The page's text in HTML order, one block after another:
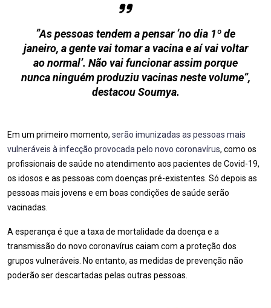
“As pessoas tendem a pensar ‘no dia 1º de
janeiro, a gente vai tomar a vacina e aí vai voltar
ao normal’. Não vai funcionar assim porque
nunca ninguém produziu vacinas neste volume”,
destacou Soumya.
Em um primeiro momento, serão imunizadas as pessoas mais
vulneráveis à infecção provocada pelo novo coronavírus, como os
profissionais de saúde no atendimento aos pacientes de Covid-19,
os idosos e as pessoas com doenças pré-existentes. Só depois as
pessoas mais jovens e em boas condições de saúde serão
vacinadas.
A esperança é que a taxa de mortalidade da doença e a
transmissão do novo coronavírus caiam com a proteção dos
grupos vulneráveis. No entanto, as medidas de prevenção não
poderão ser descartadas pelas outras pessoas.